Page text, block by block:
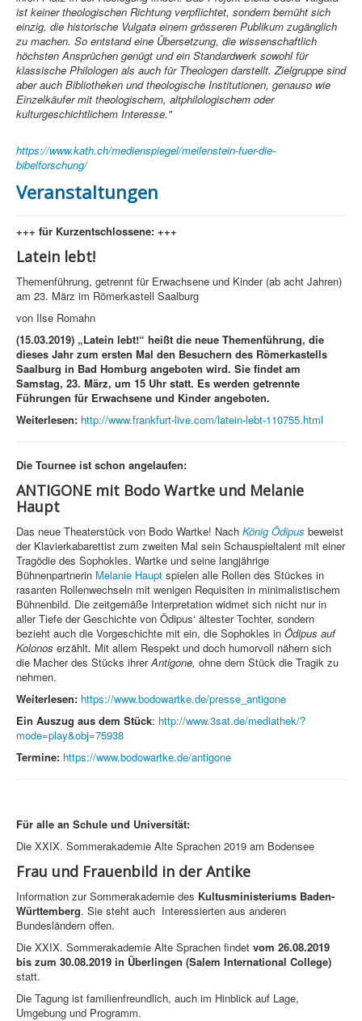
ist keiner theologischen Richtung verpflichtet, sondern bemüht sich
einzig, die historische Vulgata einem grösseren Publikum zugänglich
zu machen. So entstand eine Übersetzung, die wissenschaftlich
höchsten Ansprüchen genügt und ein Standardwerk sowohl für
klassische Philologen als auch für Theologen darstellt. Zielgruppe sind
aber auch Bibliotheken und theologische Institutionen, genauso wie
Einzelkäufer mit theologischem, altphilologischem oder
kulturgeschichtlichem Interesse."
https://www.kath.ch/medienspiegel/meilenstein-fuer-die-
bibelforschung/
Veranstaltungen
+++ für Kurzentschlossene: +++
Latein lebt!
Themenführung, getrennt für Erwachsene und Kinder (ab acht Jahren)
am 23. März im Römerkastell Saalburg
von Ilse Romahn
(15.03.2019) „Latein lebt!“ heißt die neue Themenführung, die
dieses Jahr zum ersten Mal den Besuchern des Römerkastells
Saalburg in Bad Homburg angeboten wird. Sie findet am
Samstag, 23. März, um 15 Uhr statt. Es werden getrennte
Führungen für Erwachsene und Kinder angeboten.
Weiterlesen: http://www.frankfurt-live.com/latein-lebt-110755.html
Die Tournee ist schon angelaufen:
ANTIGONE mit Bodo Wartke und Melanie
Haupt
Das neue Theaterstück von Bodo Wartke! Nach König Ödipus beweist
der Klavierkabarettist zum zweiten Mal sein Schauspieltalent mit einer
Tragödie des Sophokles. Wartke und seine langjährige
Bühnenpartnerin Melanie Haupt spielen alle Rollen des Stückes in
rasanten Rollenwechseln mit wenigen Requisiten in minimalistischem
Bühnenbild. Die zeitgemäße Interpretation widmet sich nicht nur in
aller Tiefe der Geschichte von Ödipus‘ ältester Tochter, sondern
bezieht auch die Vorgeschichte mit ein, die Sophokles in Ödipus auf
Kolonos erzählt. Mit allem Respekt und doch humorvoll nähern sich
die Macher des Stücks ihrerAntigone, ohne dem Stück die Tragik zu
nehmen.
Weiterlesen: https://www.bodowartke.de/presse_antigone
Ein Auszug aus dem Stück: http://www.3sat.de/mediathek/?
mode=play&obj=75938
Termine: https://www.bodowartke.de/antigone
Für alle an Schule und Universität:
Die XXIX. Sommerakademie Alte Sprachen 2019 am Bodensee
Frau und Frauenbild in der Antike
Information zur Sommerakademie des Kultusministeriums Baden-
Württemberg. Sie steht auch Interessierten aus anderen
Bundesländern offen.
Die XXIX. Sommerakademie Alte Sprachen findet vom 26.08.2019
bis zum 30.08.2019 in Überlingen (Salem International College)
statt.
Die Tagung ist familienfreundlich, auch im Hinblick auf Lage,
Umgebung und Programm.